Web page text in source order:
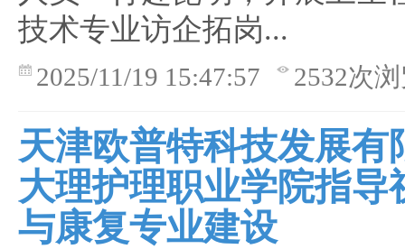
技术专业访企拓岗...
2025/11/19 15:47:57 2532次
天津欧普特科技发展有
大理护理职业学院指导
与康复专业建设